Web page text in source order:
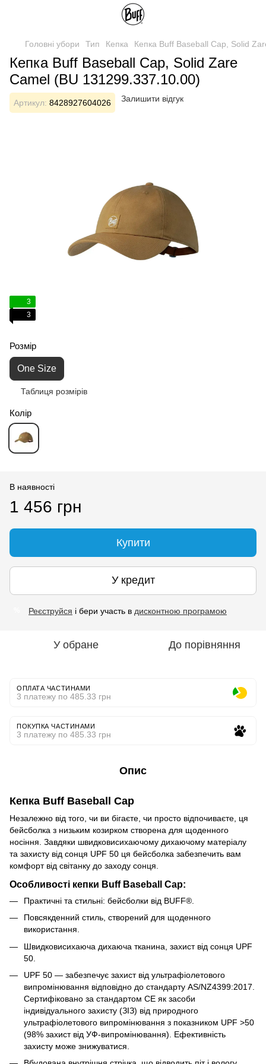
Головні убори Тип Кепка Кепка Buff Baseball Cap, Solid
Кепка Buff Baseball Cap, Solid Zare
Camel (BU 131299.337.10.00)
Артикул: 8428927604026 Залишити відгук
3
3
Розмір
One Size
Таблиця розмірів
Колір
В наявності
1 456 грн
Купити
У кредит
Реєструйся і бери участь в дисконтною програмою
У обране До порівняння
ОПЛАТА ЧАСТИНАМИ
3 платежу по 485.33 грн
ПОКУПКА ЧАСТИНАМИ
3 платежу по 485.33 грн
Опис
Кепка Buff Baseball Cap
Незалежно від того, чи ви бігаєте, чи просто відпочиваєте, ця
бейсболка з низьким козирком створена для щоденного
носіння. Завдяки швидковисихаючому дихаючому матеріалу
та захисту від сонця UPF 50 ця бейсболка забезпечить вам
комфорт від світанку до заходу сонця.
Особливості кепки Buff Baseball Cap:
Практичні та стильні: бейсболки від BUFF®.
Повсякденний стиль, створений для щоденного
використання.
Швидковисихаюча дихаюча тканина, захист від сонця UPF
50.
UPF 50 — забезпечує захист від ультрафіолетового
випромінювання відповідно до стандарту AS/NZ4399:2017.
Сертифіковано за стандартом CE як засоби
індивідуального захисту (ЗІЗ) від природного
ультрафіолетового випромінювання з показником UPF >50
(98% захист від УФ-випромінювання). Ефективність
захисту може знижуватися.